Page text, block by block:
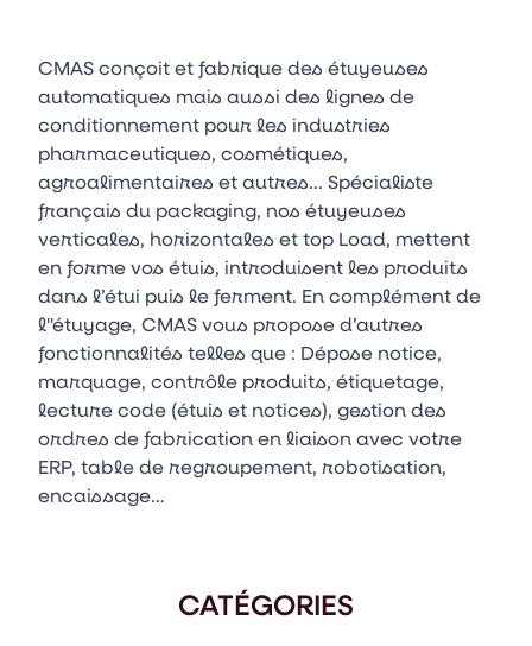
CMAS conçoit et fabrique des étuyeuses
automatiques mais aussi des lignes de
conditionnement pour les industries
pharmaceutiques, cosmétiques,
agroalimentaires et autres… Spécialiste
français du packaging, nos étuyeuses
verticales, horizontales et top Load, mettent
en forme vos étuis, introduisent les produits
dans l’étui puis le ferment. En complément de
l''étuyage, CMAS vous propose d’autres
fonctionnalités telles que : Dépose notice,
marquage, contrôle produits, étiquetage,
lecture code (étuis et notices), gestion des
ordres de fabrication en liaison avec votre
ERP, table de regroupement, robotisation,
encaissage…
CATÉGORIES